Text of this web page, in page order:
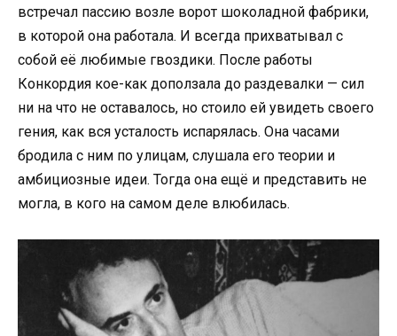
встречал пассию возле ворот шоколадной фабрики,
в которой она работала. И всегда прихватывал с
собой её любимые гвоздики. После работы
Конкордия кое-как доползала до раздевалки — сил
ни на что не оставалось, но стоило ей увидеть своего
гения, как вся усталость испарялась. Она часами
бродила с ним по улицам, слушала его теории и
амбициозные идеи. Тогда она ещё и представить не
могла, в кого на самом деле влюбилась.